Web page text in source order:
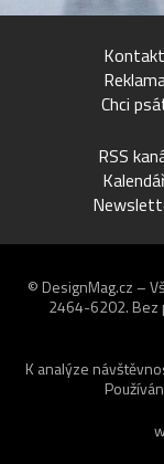
Kontakt
Chci
RSS
© DesignMag.cz –
2464-6202. Bez
K analýze